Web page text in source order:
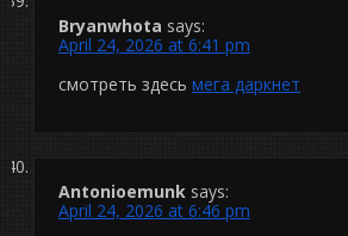
Bryanwhota says:
April 24, 2026 at 6:41 pm
смотреть здесь мега даркнет
Antonioemunk says:
April 24, 2026 at 6:46 pm